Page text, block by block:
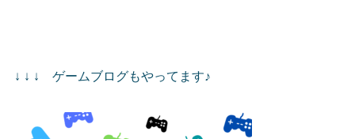
↓ ↓ ↓ ゲームブログもやってます♪